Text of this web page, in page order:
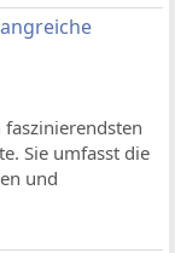
Sie umfasst die
und